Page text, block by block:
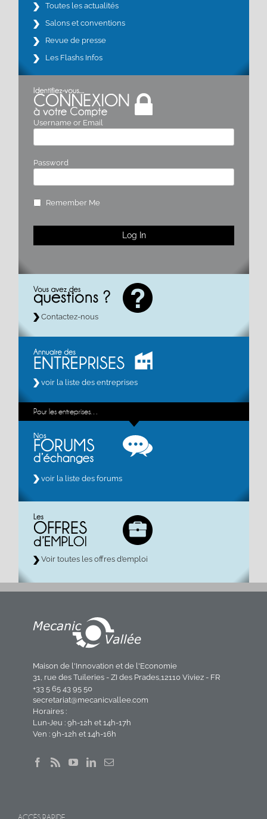
Toutes les actualités
Salons et conventions
Revue de presse
Les Flashs Infos
Username or Email
Password
Remember Me
Contactez-nous
voir la liste des entreprises
Pour les entreprises…
voir la liste des forums
Voir toutes les offres d’emploi
Maison de l'Innovation et de l'Economie
31, rue des Tuileries - ZI des Prades,12110 Viviez - FR
+33 5 65 43 95 50
secretariat@mecanicvallee.com
Horaires :
Lun-Jeu : 9h-12h et 14h-17h
Ven : 9h-12h et 14h-16h